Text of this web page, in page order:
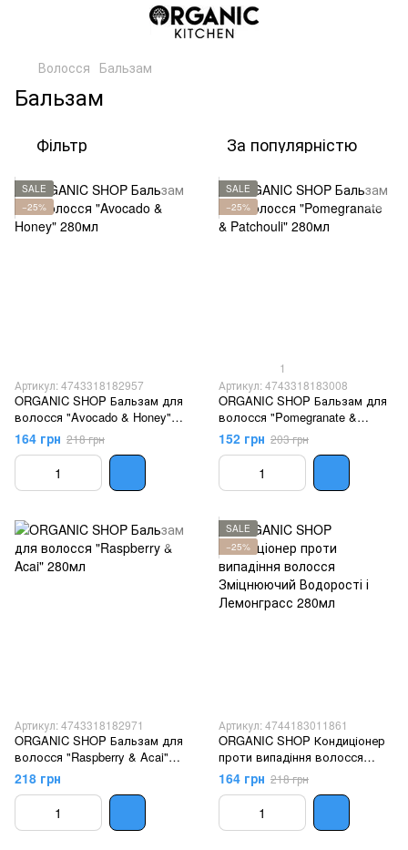
Волосся Бальзам
Бальзам
Фільтр За популярністю
SALE
−25%
Артикул: 4743318182957
ORGANIC SHOP Бальзам для
волосся "Avocado & Honey"
280мл
164 грн 218 грн
SALE
−25%
1
Артикул: 4743318183008
ORGANIC SHOP Бальзам для
волосся "Pomegranate &
Patchouli" 280мл
152 грн 203 грн
Артикул: 4743318182971
ORGANIC SHOP Бальзам для
волосся "Raspberry & Acai"
280мл
218 грн
SALE
−25%
Артикул: 4744183011861
ORGANIC SHOP Кондиціонер
проти випадіння волосся
Зміцнюючий Водорості і
Лемонграсс 280мл
164 грн 218 грн